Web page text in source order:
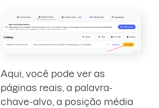
Aqui, você pode ver as
páginas reais, a palavra-
chave-alvo, a posição média